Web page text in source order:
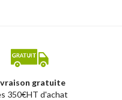
gratuite
350€HT d'achat